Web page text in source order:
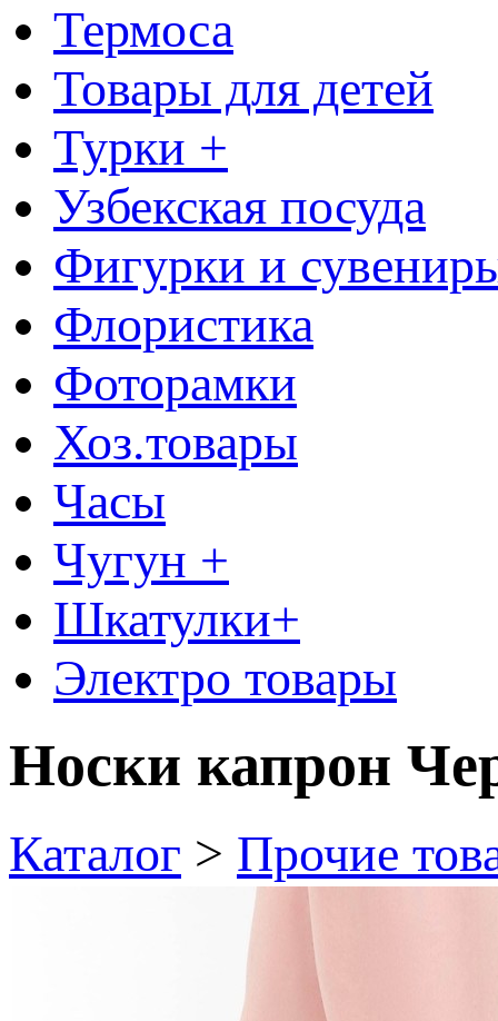
Термоса
Товары для детей
Турки +
Узбекская посуда
Фигурки и
Флористика
Фоторамки
Хоз.товары
Часы
Чугун +
Шкатулки+
Электро товары
Носки капрон
Каталог > Прочие